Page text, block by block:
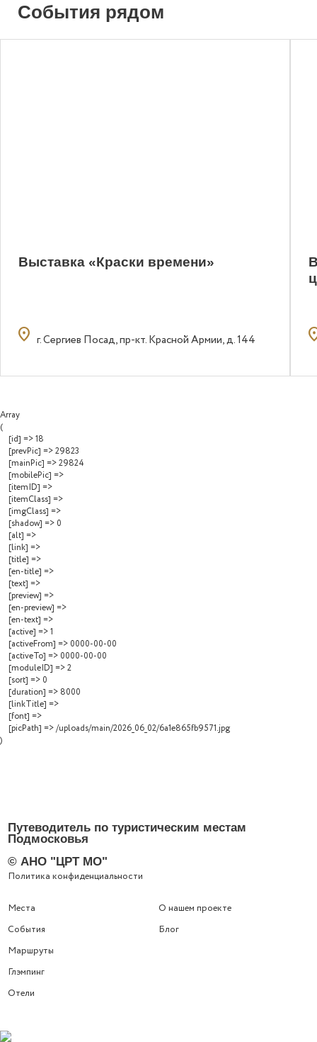
События рядом
Выставка «Краски времени»
location_on г. Сергиев Посад, пр-кт. Красной Армии, д. 144
Array
(
    [id] => 18
    [prevPic] => 29823
    [mainPic] => 29824
    [mobilePic] =>
    [itemID] =>
    [itemClass] =>
    [imgClass] =>
    [shadow] => 0
    [alt] =>
    [link] =>
    [title] =>
    [en-title] =>
    [text] =>
    [preview] =>
    [en-preview] =>
    [en-text] =>
    [active] => 1
    [activeFrom] => 0000-00-00
    [activeTo] => 0000-00-00
    [moduleID] => 2
    [sort] => 0
    [duration] => 8000
    [linkTitle] =>
    [font] =>
    [picPath] => /uploads/main/2026_06_02/6a1e865fb9571.jpg
Путеводитель по туристическим местам
Подмосковья
© АНО "ЦРТ МО"
Политика конфиденциальности
Места
События
Маршруты
Глэмпинг
Отели
О нашем проекте
Блог